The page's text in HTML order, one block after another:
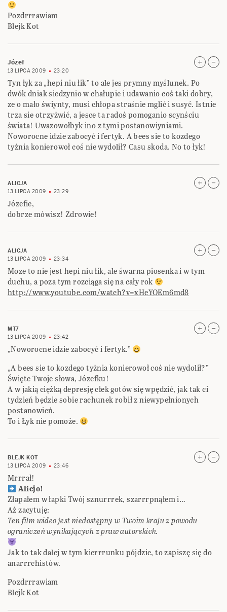
Pozdrrrawiam
Blejk Kot
Józef
13 LIPCA 2009 23:20
Tyn łyk za „hepi niu łik” to ale jes prymny myślunek. Po
dwók dniak siedzynio w chałupie i udawanio coś taki dobry,
ze o mało świynty, musi chłopa straśnie mglić i susyć. Istnie
trza sie otrzyżwić, a jesce ta radoś pomoganio scynściu
świata! Uwazowołbyk ino z tymi postanowiyniami.
Noworocne idzie zabocyć i fertyk. A bees sie to kozdego
tyżnia konierowoł coś nie wydolił? Casu skoda. No to łyk!
ALICJA
13 LIPCA 2009
23:29
Józefie,
dobrze mówisz! Zdrowie!
ALICJA
13 LIPCA 2009
23:34
Moze to nie jest hepi niu łik, ale śwarna piosenka i w tym
duchu, a poza tym rozciąga się na cały rok
http://www.youtube.com/watch?v=xHeYOEm6md8
MT7
13 LIPCA 2009
23:42
„Noworocne idzie zabocyć i fertyk.”
„A bees sie to kozdego tyżnia konierowoł coś nie wydolił?”
Święte Twoje słowa, Józefku!
A w jakią ciężką depresję cłek gotów się wpędzić, jak tak ci
tydzień będzie sobie rachunek robił z niewypełnionych
postanowień.
To i Łyk nie pomoże.
BLEJK KOT
13 LIPCA 2009
23:46
Mrrrał!
Alicjo!
Złapałem w łapki Twój sznurrrek, szarrrpnąłem i…
Aż zacytuję:
Ten film wideo jest niedostępny w Twoim kraju z powodu
ograniczeń wynikających z praw autorskich.
Jak to tak dalej w tym kierrrunku pójdzie, to zapiszę się do
anarrrchistów.
Pozdrrrawiam
Blejk Kot